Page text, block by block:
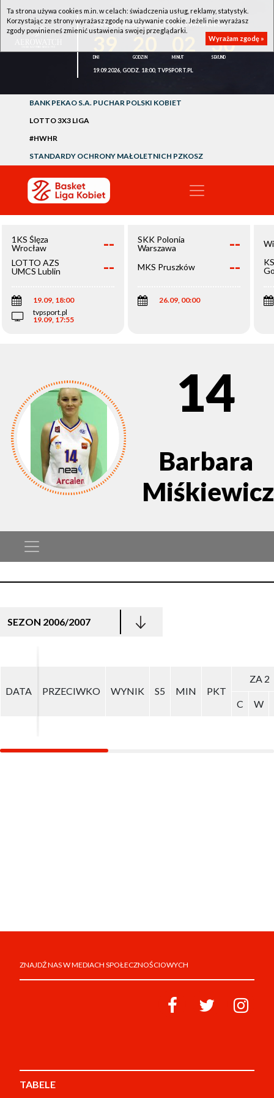
1KS ŚLĘZA WROCŁAW - LOTTO AZS UMCS LUBLIN
30
19.09.2026, GODZ. 18:00, TVPSPORT.PL
BANK PEKAO S.A. PUCHAR POLSKI KOBIET
LOTTO 3X3 LIGA
#HWHR
STANDARDY OCHRONY MAŁOLETNICH PZKOSZ
1KS Ślęza
Wrocław
--
LOTTO AZS
UMCS Lublin
--
19.09, 18:00
tvpsport.pl
19.09, 17:55
SKK Polonia
Warszawa
--
MKS Pruszków --
26.09, 00:00
14
Barbara
Miśkiewicz
SEZON 2006/2007
DATA PRZECIWKO WYNIK S5 MIN PKT
ZA 2
C W
DATA PRZECIWKO WYNIK S5 MIN PKT
ZA 2
C W
ZNAJDŹ NAS W MEDIACH SPOŁECZNOŚCIOWYCH
TABELE
Ta strona używa cookies m.in. w celach: świadczenia usług, reklamy, statystyk.
Korzystając ze strony wyrażasz zgodę na używanie cookie. Jeżeli nie wyrażasz
zgody powinieneś zmienić ustawienia swojej przeglądarki.
Wyrażam zgodę »